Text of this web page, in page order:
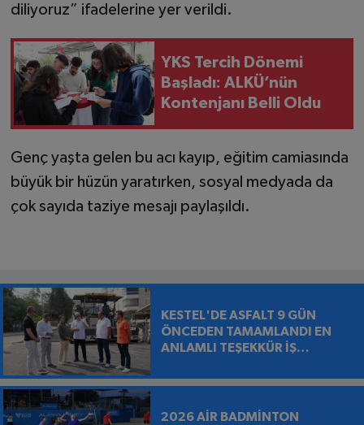
diliyoruz” ifadelerine yer verildi.
YKS Tercih Dönemi
Başladı: ALKÜ’nün
Kontenjanı Belli Oldu
Genç yaşta gelen bu acı kayıp, eğitim camiasında
büyük bir hüzün yaratırken, sosyal medyada da
çok sayıda taziye mesajı paylaşıldı.
KESTEL'DE ASFALT 9 GÜN
ÖNCEDEN TAMAMLANDI EN
ANLAMLI TEŞEKKÜR İŞ
BIRAKILDI
2026 AİR BADMİNTON